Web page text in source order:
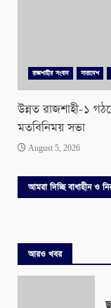
রাজশাহীর সংবাদ সারাদেশ
উন্নত রাজশাহী-১
মতবিনিময় সভা
August 5, 2026
আমরা দিচ্ছি বাধাহীন ও
আরও খবর